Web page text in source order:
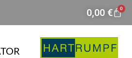
0,00 € 0